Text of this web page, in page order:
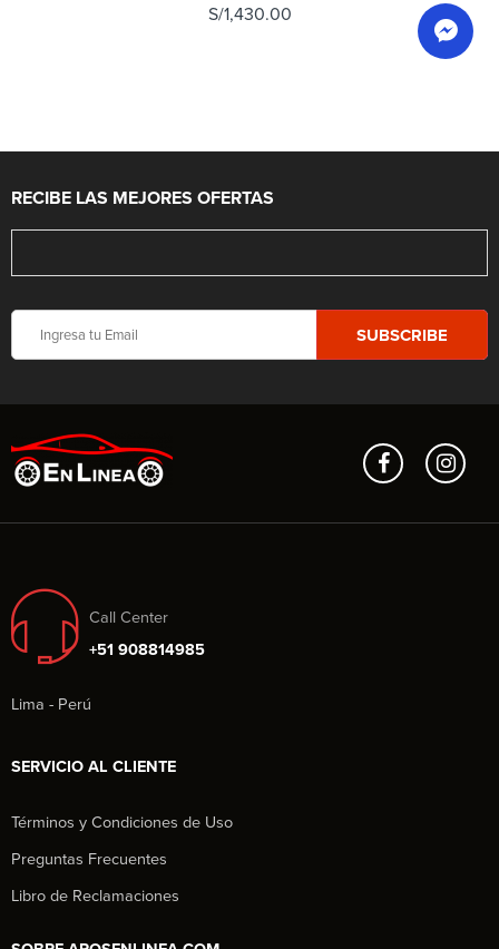
S/1,430.00
RECIBE LAS MEJORES OFERTAS
Call Center
+51 908814985
Lima - Perú
SERVICIO AL CLIENTE
Términos y Condiciones de Uso
Preguntas Frecuentes
Libro de Reclamaciones